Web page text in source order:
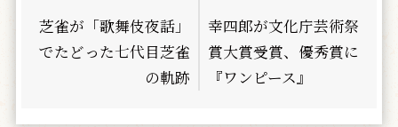
芝雀が「歌舞伎夜話」
でたどった七代目芝雀
の軌跡
幸四郎が文化庁芸術祭
賞大賞受賞、優秀賞に
『ワンピース』